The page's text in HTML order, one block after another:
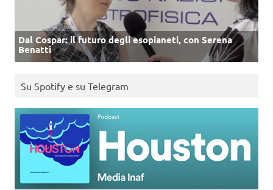
Dal Cospar: il futuro degli esopianeti, con Serena
Benatti
Su Spotify e su Telegram